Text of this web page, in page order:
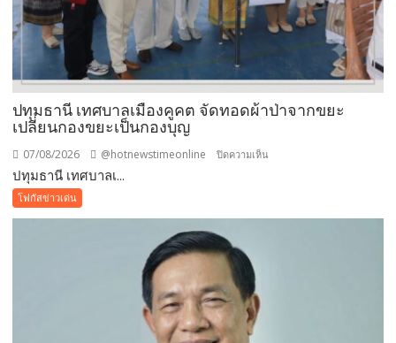
ปทุมธานี เทศบาลเมืองคูคต จัดทอดผ้าป่าจากขยะ
เปลี่ยนกองขยะเป็นกองบุญ
07/08/2026 @hotnewstimeonline ปิดความเห็น
ปทุมธานี เทศบาลเ...
โฟกัสข่าวเด่น